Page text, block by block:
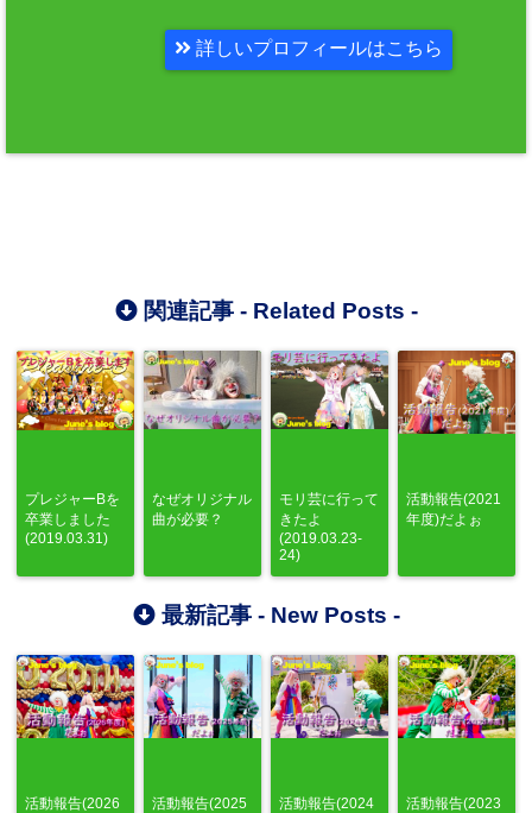
詳しいプロフィールはこちら
関連記事 - Related Posts -
プレジャーBを
卒業しました
(2019.03.31)
なぜオリジナル
曲が必要？
モリ芸に行って
きたよ
(2019.03.23-
24)
活動報告(2021
年度)だよぉ
最新記事 - New Posts -
活動報告(2026
活動報告(2025
活動報告(2024
活動報告(2023